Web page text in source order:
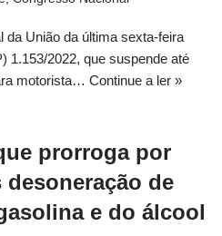
da União da última sexta-feira
1.153/2022, que suspende até
motorista… Continue a ler »
prorroga por
de
e do álcool